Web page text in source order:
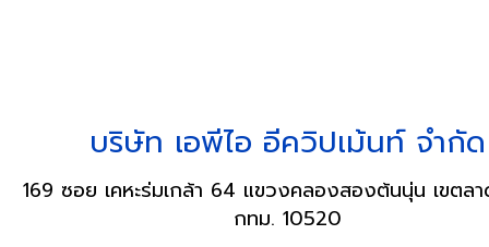
บริษัท เอพีไอ อีควิปเม้นท์ จำกัด
169 ซอย เคหะร่มเกล้า 64 แขวงคลองสองต้นนุ่น เขตล
กทม. 10520